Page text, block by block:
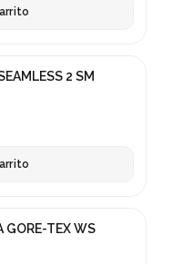
2 SM
GORE-TEX WS